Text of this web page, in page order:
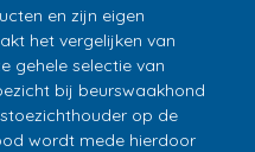
en zijn eigen
het vergelijken van
gehele selectie van
bij beurswaakhond
op de
wordt mede hierdoor